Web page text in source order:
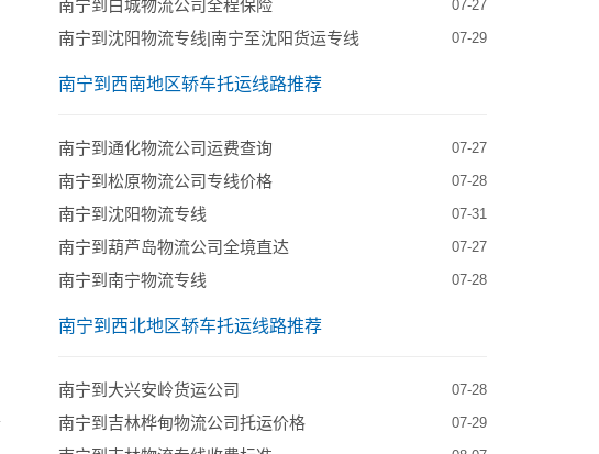
南宁到白城物流公司全程保险 07-27
南宁到沈阳物流专线|南宁至沈阳货运专线 07-29
南宁到西南地区轿车托运线路推荐
南宁到通化物流公司运费查询 07-27
南宁到松原物流公司专线价格 07-28
南宁到沈阳物流专线 07-31
南宁到葫芦岛物流公司全境直达 07-27
南宁到南宁物流专线 07-28
南宁到西北地区轿车托运线路推荐
南宁到大兴安岭货运公司 07-28
南宁到吉林桦甸物流公司托运价格 07-29